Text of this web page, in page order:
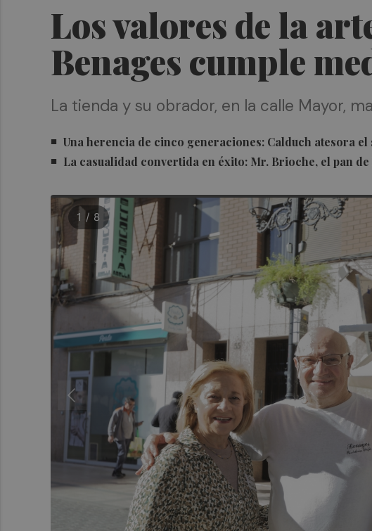
Los valores de la
Benages cumple
La tienda y su obrador, en la calle Mayor,
Una herencia de cinco generaciones: Calduch atesora
La casualidad convertida en éxito: Mr. Brioche, el pan
1 / 8